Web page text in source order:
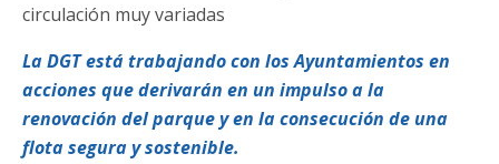
circulación muy variadas
La DGT está trabajando con los Ayuntamientos en
acciones que derivarán en un impulso a la
renovación del parque y en la consecución de una
flota segura y sostenible.